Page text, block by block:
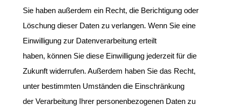
Sie haben außerdem ein Recht, die Berichtigung oder
Löschung dieser Daten zu verlangen. Wenn Sie eine
Einwilligung zur Datenverarbeitung erteilt
haben, können Sie diese Einwilligung jederzeit für die
Zukunft widerrufen. Außerdem haben Sie das Recht,
unter bestimmten Umständen die Einschränkung
der Verarbeitung Ihrer personenbezogenen Daten zu